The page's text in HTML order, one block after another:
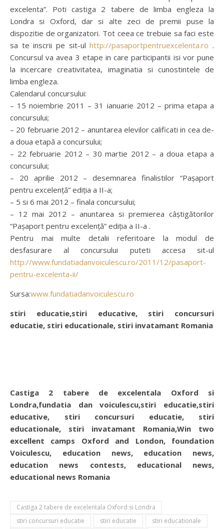
excelenta”. Poti castiga 2 tabere de limba engleza la
Londra si Oxford, dar si alte zeci de premii puse la
dispozitie de organizatori. Tot ceea ce trebuie sa faci este
sa te inscrii pe sit-ulhttp://pasaportpentruexcelenta.ro .
Concursul va avea 3 etape in care participantii isi vor pune
la incercare creativitatea, imaginatia si cunostintele de
limba engleza.
Calendarul concursului:
– 15 noiembrie 2011 – 31 ianuarie 2012 – prima etapa a
concursului;
– 20 februarie 2012 – anuntarea elevilor calificati in cea de-
a doua etapă a concursului;
– 22 februarie 2012 – 30 martie 2012 – a doua etapa a
concursului;
– 20 aprilie 2012 – desemnarea finalistilor “Pașaport
pentru excelență” ediția a II-a;
– 5 si 6 mai 2012 – finala concursului;
– 12 mai 2012 – anuntarea si premierea câștigătorilor
“Pașaport pentru excelență” ediția a II-a .
Pentru mai multe detalii referitoare la modul de
desfasurare al concursului puteti accesa sit-ul
http://www.fundatiadanvoiculescu.ro/2011/12/pasaport-
pentru-excelenta-ii/
Sursa:www.fundatiadanvoiculescu.ro
stiri educatie,stiri educative, stiri concursuri
educatie, stiri educationale, stiri invatamant Romania
Castiga 2 tabere de excelentala Oxford si
Londra,fundatia dan voiculescu,stiri educatie,stiri
educative, stiri concursuri educatie, stiri
educationale, stiri invatamant Romania,Win two
excellent camps Oxford and London, foundation
Voiculescu, education news, education news,
education news contests, educational news,
educational news Romania
Castiga 2 tabere de excelentala Oxford si Londra
stiri concursuri educatie
stiri educatie
stiri educationale